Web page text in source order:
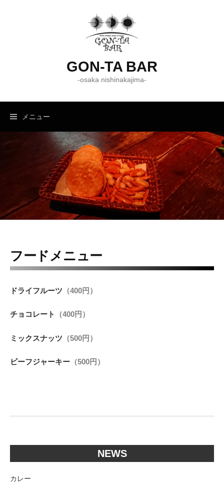
GON-TA BAR
-osaka nishinakajima-
メニュー
フードメニュー
ドライフルーツ （400円）
チョコレート （400円）
ミックスナッツ （500円）
ビーフジャーキー （500円）
NEWS
カレー